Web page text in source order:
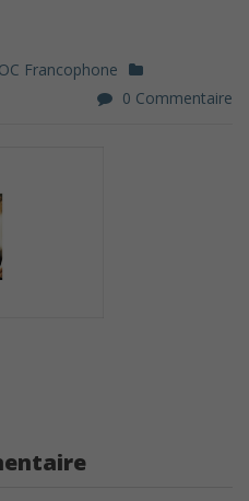
Francophone
0 Commentaire